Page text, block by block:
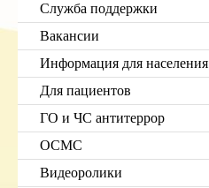
Служба поддержки
Вакансии
Информация для населения
Для пациентов
ГО и ЧС антитеррор
ОСМС
Видеоролики